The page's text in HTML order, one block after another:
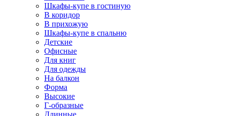
Шкафы-купе в гостиную
В коридор
В прихожую
Шкафы-купе в спальню
Детские
Офисные
Для книг
Для одежды
На балкон
Форма
Высокие
Г-образные
Длинные